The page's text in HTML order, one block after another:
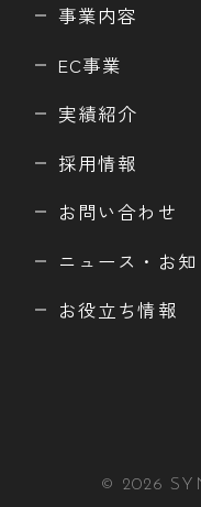
事業内容
EC事業
実績紹介
採用情報
お問い合わせ
ニュース・お知
お役立ち情報
© 2026